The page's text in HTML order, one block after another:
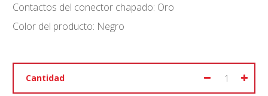
Contactos del conector chapado: Oro
Color del producto: Negro
Cantidad